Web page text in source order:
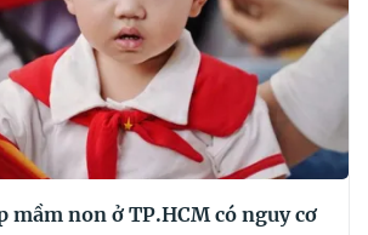
mầm non ở TP.HCM có nguy cơ